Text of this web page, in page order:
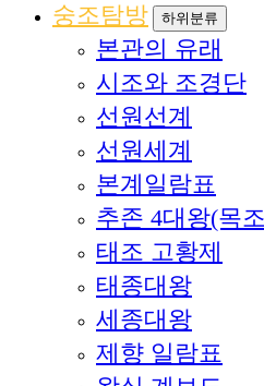
숭조탐방
하위분류
본관의 유래
시조와 조경단
선원선계
선원세계
본계일람표
추존 4대왕(목
태조 고황제
태종대왕
세종대왕
제향 일람표